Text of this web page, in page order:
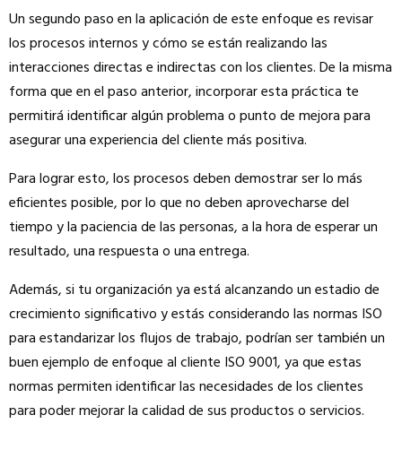
Un segundo paso en la aplicación de este enfoque es revisar
los procesos internos y cómo se están realizando las
interacciones directas e indirectas con los clientes. De la misma
forma que en el paso anterior, incorporar esta práctica te
permitirá identificar algún problema o punto de mejora para
asegurar una experiencia del cliente más positiva.
Para lograr esto, los procesos deben demostrar ser lo más
eficientes posible, por lo que no deben aprovecharse del
tiempo y la paciencia de las personas, a la hora de esperar un
resultado, una respuesta o una entrega.
Además, si tu organización ya está alcanzando un estadio de
crecimiento significativo y estás considerando las normas ISO
para estandarizar los flujos de trabajo, podrían ser también un
buen ejemplo de enfoque al cliente ISO 9001, ya que estas
normas permiten identificar las necesidades de los clientes
para poder mejorar la calidad de sus productos o servicios.